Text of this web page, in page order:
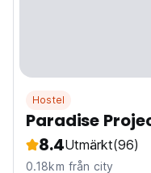
Hostel
Paradise
8.4Utmärkt(96)
0.18km från city